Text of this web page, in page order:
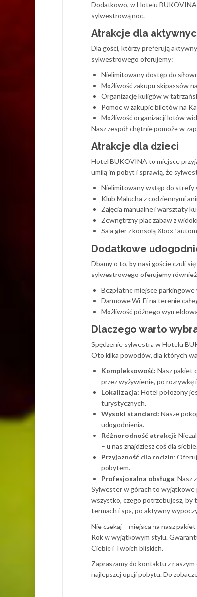
Dodatkowo, w Hotelu BUKOVINA
sylwestrową noc.
Atrakcje dla
Dla gości, którzy preferują
sylwestrowego oferujemy:
Nielimitowany dostęp do
Możliwość zakupu skipassów
Organizację kuligów w
Pomoc w zakupie biletów na
Możliwość organizacji lotów
Nasz zespół chętnie pomoże w
Atrakcje dla dzieci
Hotel BUKOVINA to miejsce
umilą im pobyt i sprawią, że
Nielimitowany wstęp do strefy
Klub Malucha z codziennymi
Zajęcia manualne i warsztaty
Zewnętrzny plac zabaw z
Sala gier z konsolą Xbox i
Dodatkowe
Dbamy o to, by nasi goście czuli
sylwestrowego oferujemy
Bezpłatne miejsce parkingowe
Darmowe Wi-Fi na terenie
Możliwość późnego
Dlaczego warto
Spędzenie sylwestra w Hotelu
Oto kilka powodów, dla których
Kompleksowość: Nasz pakiet
przez wyżywienie, po rozrywkę
Lokalizacja: Hotel położony
turystycznych.
Wysoki standard: Nasze
udogodnienia.
Różnorodność atrakcji:
– u nas znajdziesz coś dla siebie.
Przyjazność dla rodzin:
pobytem.
Profesjonalna obsługa: Nasz
Sylwester w górach to wyjątkowe
wszystko, czego potrzebujesz, by
termach i spa, po aktywny
Nie czekaj – miejsca na nasz
Rok w wyjątkowym stylu.
Ciebie i Twoich bliskich.
Zapraszamy do kontaktu z
najlepszej opcji pobytu. Do